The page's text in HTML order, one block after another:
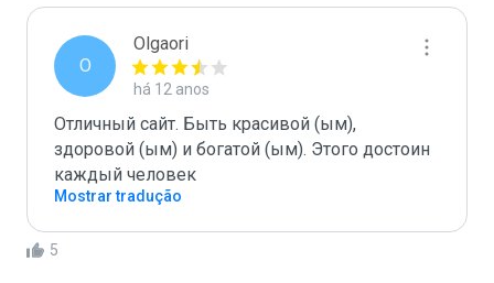
O
Olgaori
há 12 anos
Отличный сайт. Быть красивой (ым),
здоровой (ым) и богатой (ым). Этого достоин
каждый человек
Mostrar tradução
5